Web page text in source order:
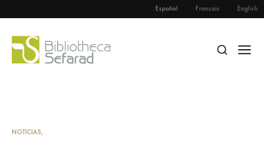
Español Français English
NOTICIAS